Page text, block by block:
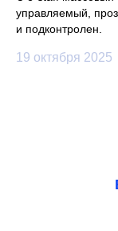
управляемый,
и подконтролен.
19 октября 2025